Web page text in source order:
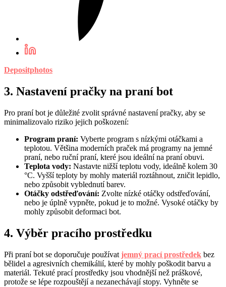
Depositphotos
3. Nastavení pračky na praní bot
Pro praní bot je důležité zvolit správné nastavení pračky, aby se
minimalizovalo riziko jejich poškození:
Program praní: Vyberte program s nízkými otáčkami a
teplotou. Většina moderních praček má programy na jemné
praní, nebo ruční praní, které jsou ideální na praní obuvi.
Teplota vody: Nastavte nižší teplotu vody, ideálně kolem 30
°C. Vyšší teploty by mohly materiál roztáhnout, zničit lepidlo,
nebo způsobit vyblednutí barev.
Otáčky odstřeďování: Zvolte nízké otáčky odstřeďování,
nebo je úplně vypněte, pokud je to možné. Vysoké otáčky by
mohly způsobit deformaci bot.
4. Výběr pracího prostředku
Při praní bot se doporučuje používat jemný prací prostředek bez
bělidel a agresivních chemikálií, které by mohly poškodit barvu a
materiál. Tekuté prací prostředky jsou vhodnější než práškové,
protože se lépe rozpouštějí a nezanechávají stopy. Vyhněte se